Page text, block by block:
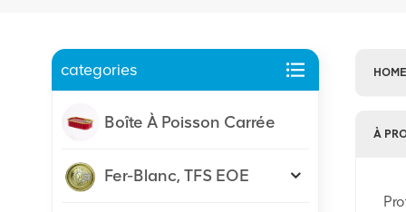
HOME
À
categories
Boîte À Poisson Carrée
Fer-Blanc, TFS EOE